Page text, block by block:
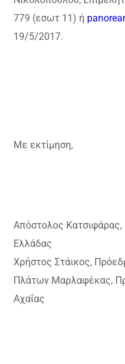
779 (εσωτ 11) ή
19/5/2017.
Με εκτίμηση,
Απόστολος Κατσιφάρας,
Ελλάδας
Χρήστος Στάικος,
Πλάτων Μαρλαφέκας,
Αχαΐας